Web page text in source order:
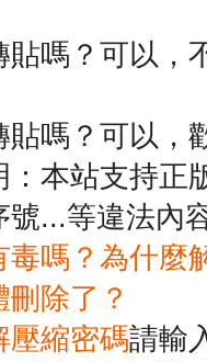
貼嗎？可以，
貼嗎？可以，
：本站支持正
號...等違法內
毒嗎？為什麼
除了？
壓縮密碼請輸